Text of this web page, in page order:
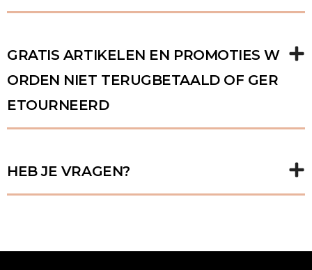
GRATIS ARTIKELEN EN PROMOTIES W
ORDEN NIET TERUGBETAALD OF GER
ETOURNEERD
HEB JE VRAGEN?